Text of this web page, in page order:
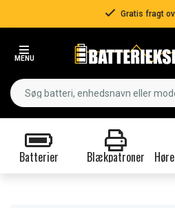
Gratis fragt
MENU
Batterier Blækpatroner